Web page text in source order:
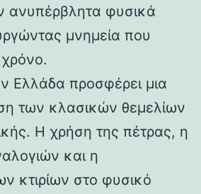
ανυπέρβλητα φυσικά
μνημεία που
Ελλάδα προσφέρει μια
των κλασικών θεμελίων
Η χρήση της πέτρας, η
και η
κτιρίων στο φυσικό